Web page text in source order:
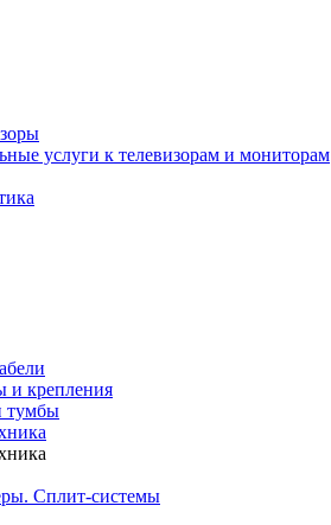
услуги к телевизорам и мониторам
и крепления
тумбы
Сплит-системы